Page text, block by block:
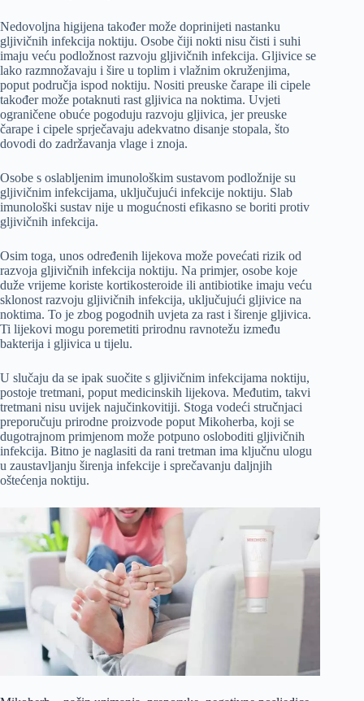
Nedovoljna higijena također može doprinijeti nastanku
gljivičnih infekcija noktiju. Osobe čiji nokti nisu čisti i suhi
imaju veću podložnost razvoju gljivičnih infekcija. Gljivice se
lako razmnožavaju i šire u toplim i vlažnim okruženjima,
poput područja ispod noktiju. Nositi preuske čarape ili cipele
također može potaknuti rast gljivica na noktima. Uvjeti
ograničene obuće pogoduju razvoju gljivica, jer preuske
čarape i cipele sprječavaju adekvatno disanje stopala, što
dovodi do zadržavanja vlage i znoja.
Osobe s oslabljenim imunološkim sustavom podložnije su
gljivičnim infekcijama, uključujući infekcije noktiju. Slab
imunološki sustav nije u mogućnosti efikasno se boriti protiv
gljivičnih infekcija.
Osim toga, unos određenih lijekova može povećati rizik od
razvoja gljivičnih infekcija noktiju. Na primjer, osobe koje
duže vrijeme koriste kortikosteroide ili antibiotike imaju veću
sklonost razvoju gljivičnih infekcija, uključujući gljivice na
noktima. To je zbog pogodnih uvjeta za rast i širenje gljivica.
Ti lijekovi mogu poremetiti prirodnu ravnotežu između
bakterija i gljivica u tijelu.
U slučaju da se ipak suočite s gljivičnim infekcijama noktiju,
postoje tretmani, poput medicinskih lijekova. Međutim, takvi
tretmani nisu uvijek najučinkovitiji. Stoga vodeći stručnjaci
preporučuju prirodne proizvode poput Mikoherba, koji se
dugotrajnom primjenom može potpuno osloboditi gljivičnih
infekcija. Bitno je naglasiti da rani tretman ima ključnu ulogu
u zaustavljanju širenja infekcije i sprečavanju daljnjih
oštećenja noktiju.